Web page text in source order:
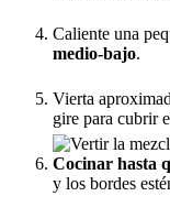
Caliente una
medio-bajo.
Vierta
gire para cubrir
Cocinar hasta
y los bordes